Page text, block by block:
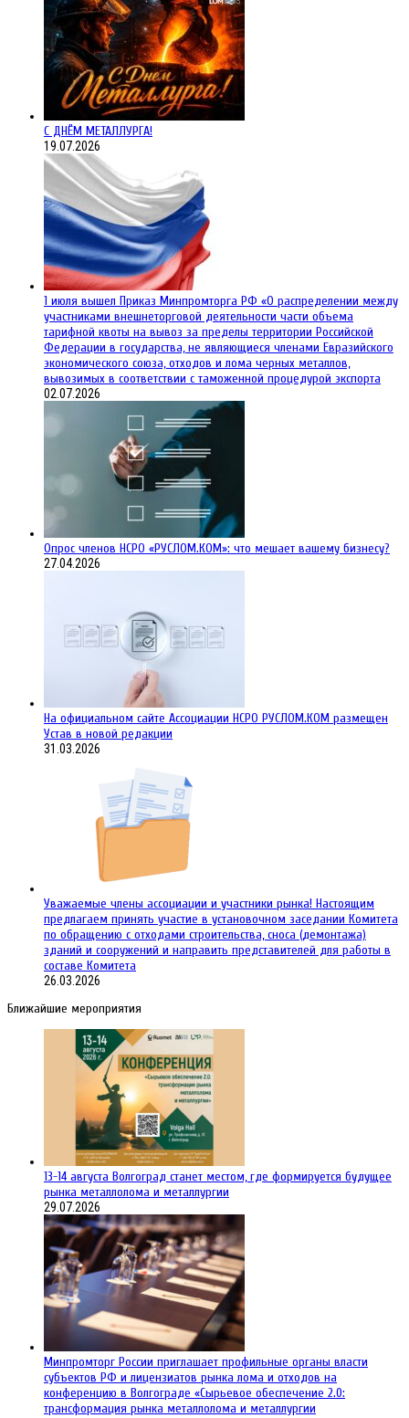
С ДНЁМ МЕТАЛЛУРГА!
19.07.2026
1 июля вышел Приказ Минпромторга РФ «О распределении между
участниками внешнеторговой деятельности части объема
тарифной квоты на вывоз за пределы территории Российской
Федерации в государства, не являющиеся членами Евразийского
экономического союза, отходов и лома черных металлов,
вывозимых в соответствии с таможенной процедурой экспорта
02.07.2026
Опрос членов НСРО «РУСЛОМ.КОМ»: что мешает вашему бизнесу?
27.04.2026
На официальном сайте Ассоциации НСРО РУСЛОМ.КОM размещен
Устав в новой редакции
31.03.2026
Уважаемые члены ассоциации и участники рынка! Настоящим
предлагаем принять участие в установочном заседании Комитета
по обращению с отходами строительства, сноса (демонтажа)
зданий и сооружений и направить представителей для работы в
составе Комитета
26.03.2026
Ближайшие мероприятия
13-14 августа Волгоград станет местом, где формируется будущее
рынка металлолома и металлургии
29.07.2026
Минпромторг России приглашает профильные органы власти
субъектов РФ и лицензиатов рынка лома и отходов на
конференцию в Волгограде «Сырьевое обеспечение 2.0:
трансформация рынка металлолома и металлургии